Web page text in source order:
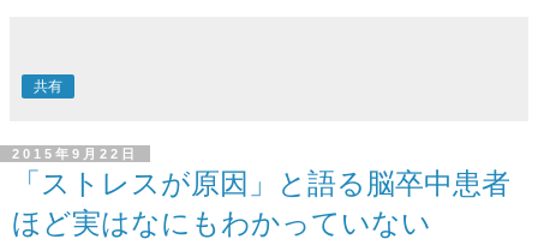
共有
2015年9月22日
「ストレスが原因」と語る脳卒中患者
ほど実はなにもわかっていない